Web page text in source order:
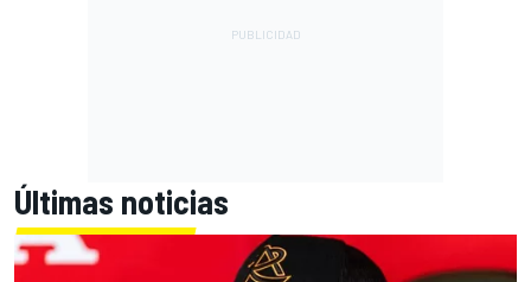
Últimas noticias